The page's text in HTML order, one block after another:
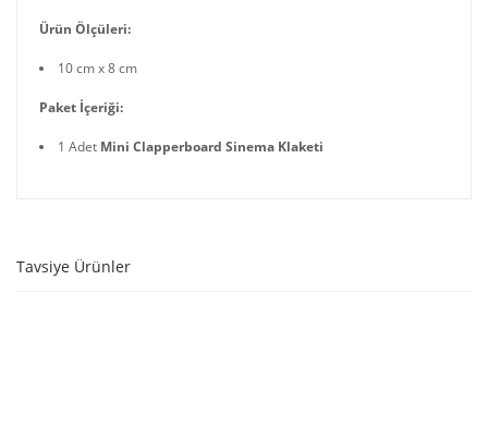
Ürün Ölçüleri:
10 cm x 8 cm
Paket İçeriği:
1 Adet Mini Clapperboard Sinema Klaketi
Tavsiye Ürünler